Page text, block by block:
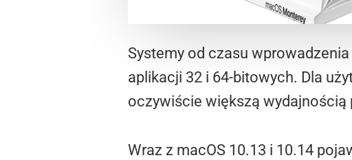
Systemy od czasu
aplikacji 32 i 64-bitowych. Dla
oczywiście większą
Wraz z macOS 10.13 i 10.14